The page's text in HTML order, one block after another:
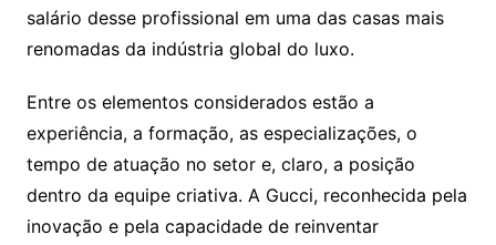
salário desse profissional em uma das casas mais
renomadas da indústria global do luxo.
Entre os elementos considerados estão a
experiência, a formação, as especializações, o
tempo de atuação no setor e, claro, a posição
dentro da equipe criativa. A Gucci, reconhecida pela
inovação e pela capacidade de reinventar